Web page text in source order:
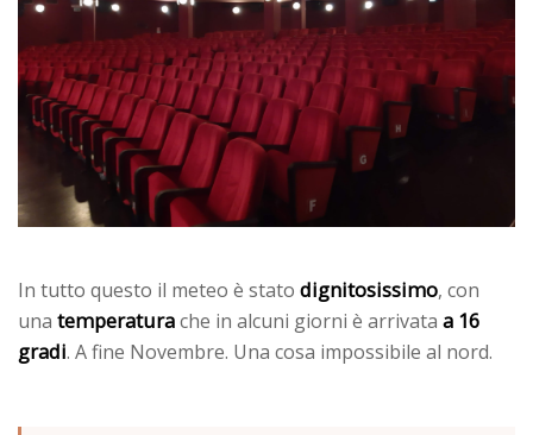
In tutto questo il meteo è stato dignitosissimo, con
una temperaturache in alcuni giorni è arrivata a 16
gradi. A fine Novembre. Una cosa impossibile al nord.